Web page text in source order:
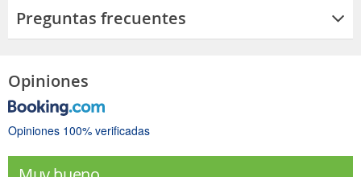
Preguntas frecuentes
Opiniones
Opiniones 100% verificadas